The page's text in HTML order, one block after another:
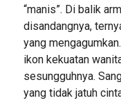
“manis”. Di balik
disandangnya,
yang
ikon kekuatan
sesungguhnya.
yang tidak jatuh